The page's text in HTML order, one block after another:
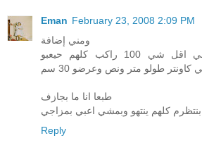
Eman February 23, 2008 2:09 PM
ومني إضافة
طيارة نازل منها اقل شي اقل شي 100 راكب كلهم حيعبو
كاونتر طولو متر ونص وعرضو 30 سم
طبعا انا ما بجازف
بنتظرم كلهم ينتهو وبمشي اعبي بمزاجي
Reply